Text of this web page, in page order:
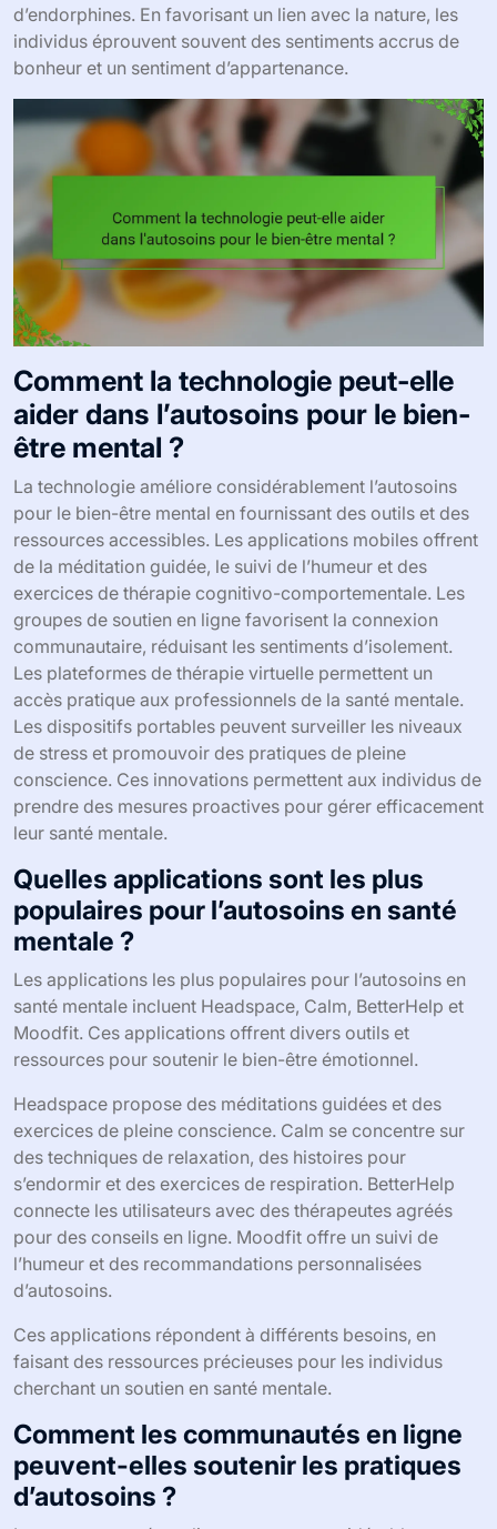
d’endorphines. En favorisant un lien avec la nature, les
individus éprouvent souvent des sentiments accrus de
bonheur et un sentiment d’appartenance.
Comment la technologie peut-elle
aider dans l’autosoins pour le bien-
être mental ?
La technologie améliore considérablement l’autosoins
pour le bien-être mental en fournissant des outils et des
ressources accessibles. Les applications mobiles offrent
de la méditation guidée, le suivi de l’humeur et des
exercices de thérapie cognitivo-comportementale. Les
groupes de soutien en ligne favorisent la connexion
communautaire, réduisant les sentiments d’isolement.
Les plateformes de thérapie virtuelle permettent un
accès pratique aux professionnels de la santé mentale.
Les dispositifs portables peuvent surveiller les niveaux
de stress et promouvoir des pratiques de pleine
conscience. Ces innovations permettent aux individus de
prendre des mesures proactives pour gérer efficacement
leur santé mentale.
Quelles applications sont les plus
populaires pour l’autosoins en santé
mentale ?
Les applications les plus populaires pour l’autosoins en
santé mentale incluent Headspace, Calm, BetterHelp et
Moodfit. Ces applications offrent divers outils et
ressources pour soutenir le bien-être émotionnel.
Headspace propose des méditations guidées et des
exercices de pleine conscience. Calm se concentre sur
des techniques de relaxation, des histoires pour
s’endormir et des exercices de respiration. BetterHelp
connecte les utilisateurs avec des thérapeutes agréés
pour des conseils en ligne. Moodfit offre un suivi de
l’humeur et des recommandations personnalisées
d’autosoins.
Ces applications répondent à différents besoins, en
faisant des ressources précieuses pour les individus
cherchant un soutien en santé mentale.
Comment les communautés en ligne
peuvent-elles soutenir les pratiques
d’autosoins ?